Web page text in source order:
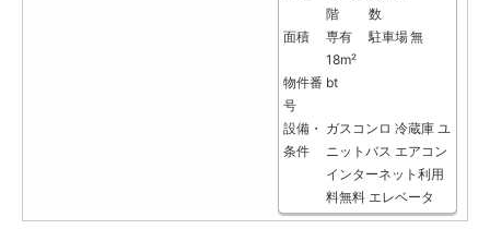
階
数
面積
専有
18m²
駐車場無
物件番
号
bt
設備・
条件
ガスコンロ 冷蔵庫 ユ
ニットバス エアコン
インターネット利用
料無料 エレベータ